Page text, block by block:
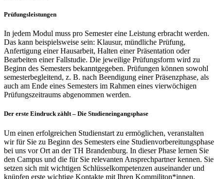
Prüfungsleistungen
In jedem Modul muss pro Semester eine Leistung erbracht werden.
Das kann beispielsweise sein: Klausur, mündliche Prüfung,
Anfertigung einer Hausarbeit, Halten einer Präsentation oder
Bearbeiten einer Fallstudie. Die jeweilige Prüfungsform wird zu
Beginn des Semesters bekanntgegeben. Prüfungen können sowohl
semesterbegleitend, z. B. nach Beendigung einer Präsenzphase, als
auch am Ende eines Semesters im Rahmen eines vierwöchigen
Prüfungszeitraums abgenommen werden.
Der erste Eindruck zählt – Die Studieneingangsphase
Um einen erfolgreichen Studienstart zu ermöglichen, veranstalten
wir für Sie zu Beginn des Semesters eine Studienvorbereitungsphase
bei uns vor Ort an der TH Brandenburg. In dieser Phase lernen Sie
den Campus und die für Sie relevanten Ansprechpartner kennen. Sie
setzen sich mit wichtigen Schlüsselkompetenzen auseinander und
knüpfen erste wichtige Kontakte mit Ihren Kommiliton*innen.